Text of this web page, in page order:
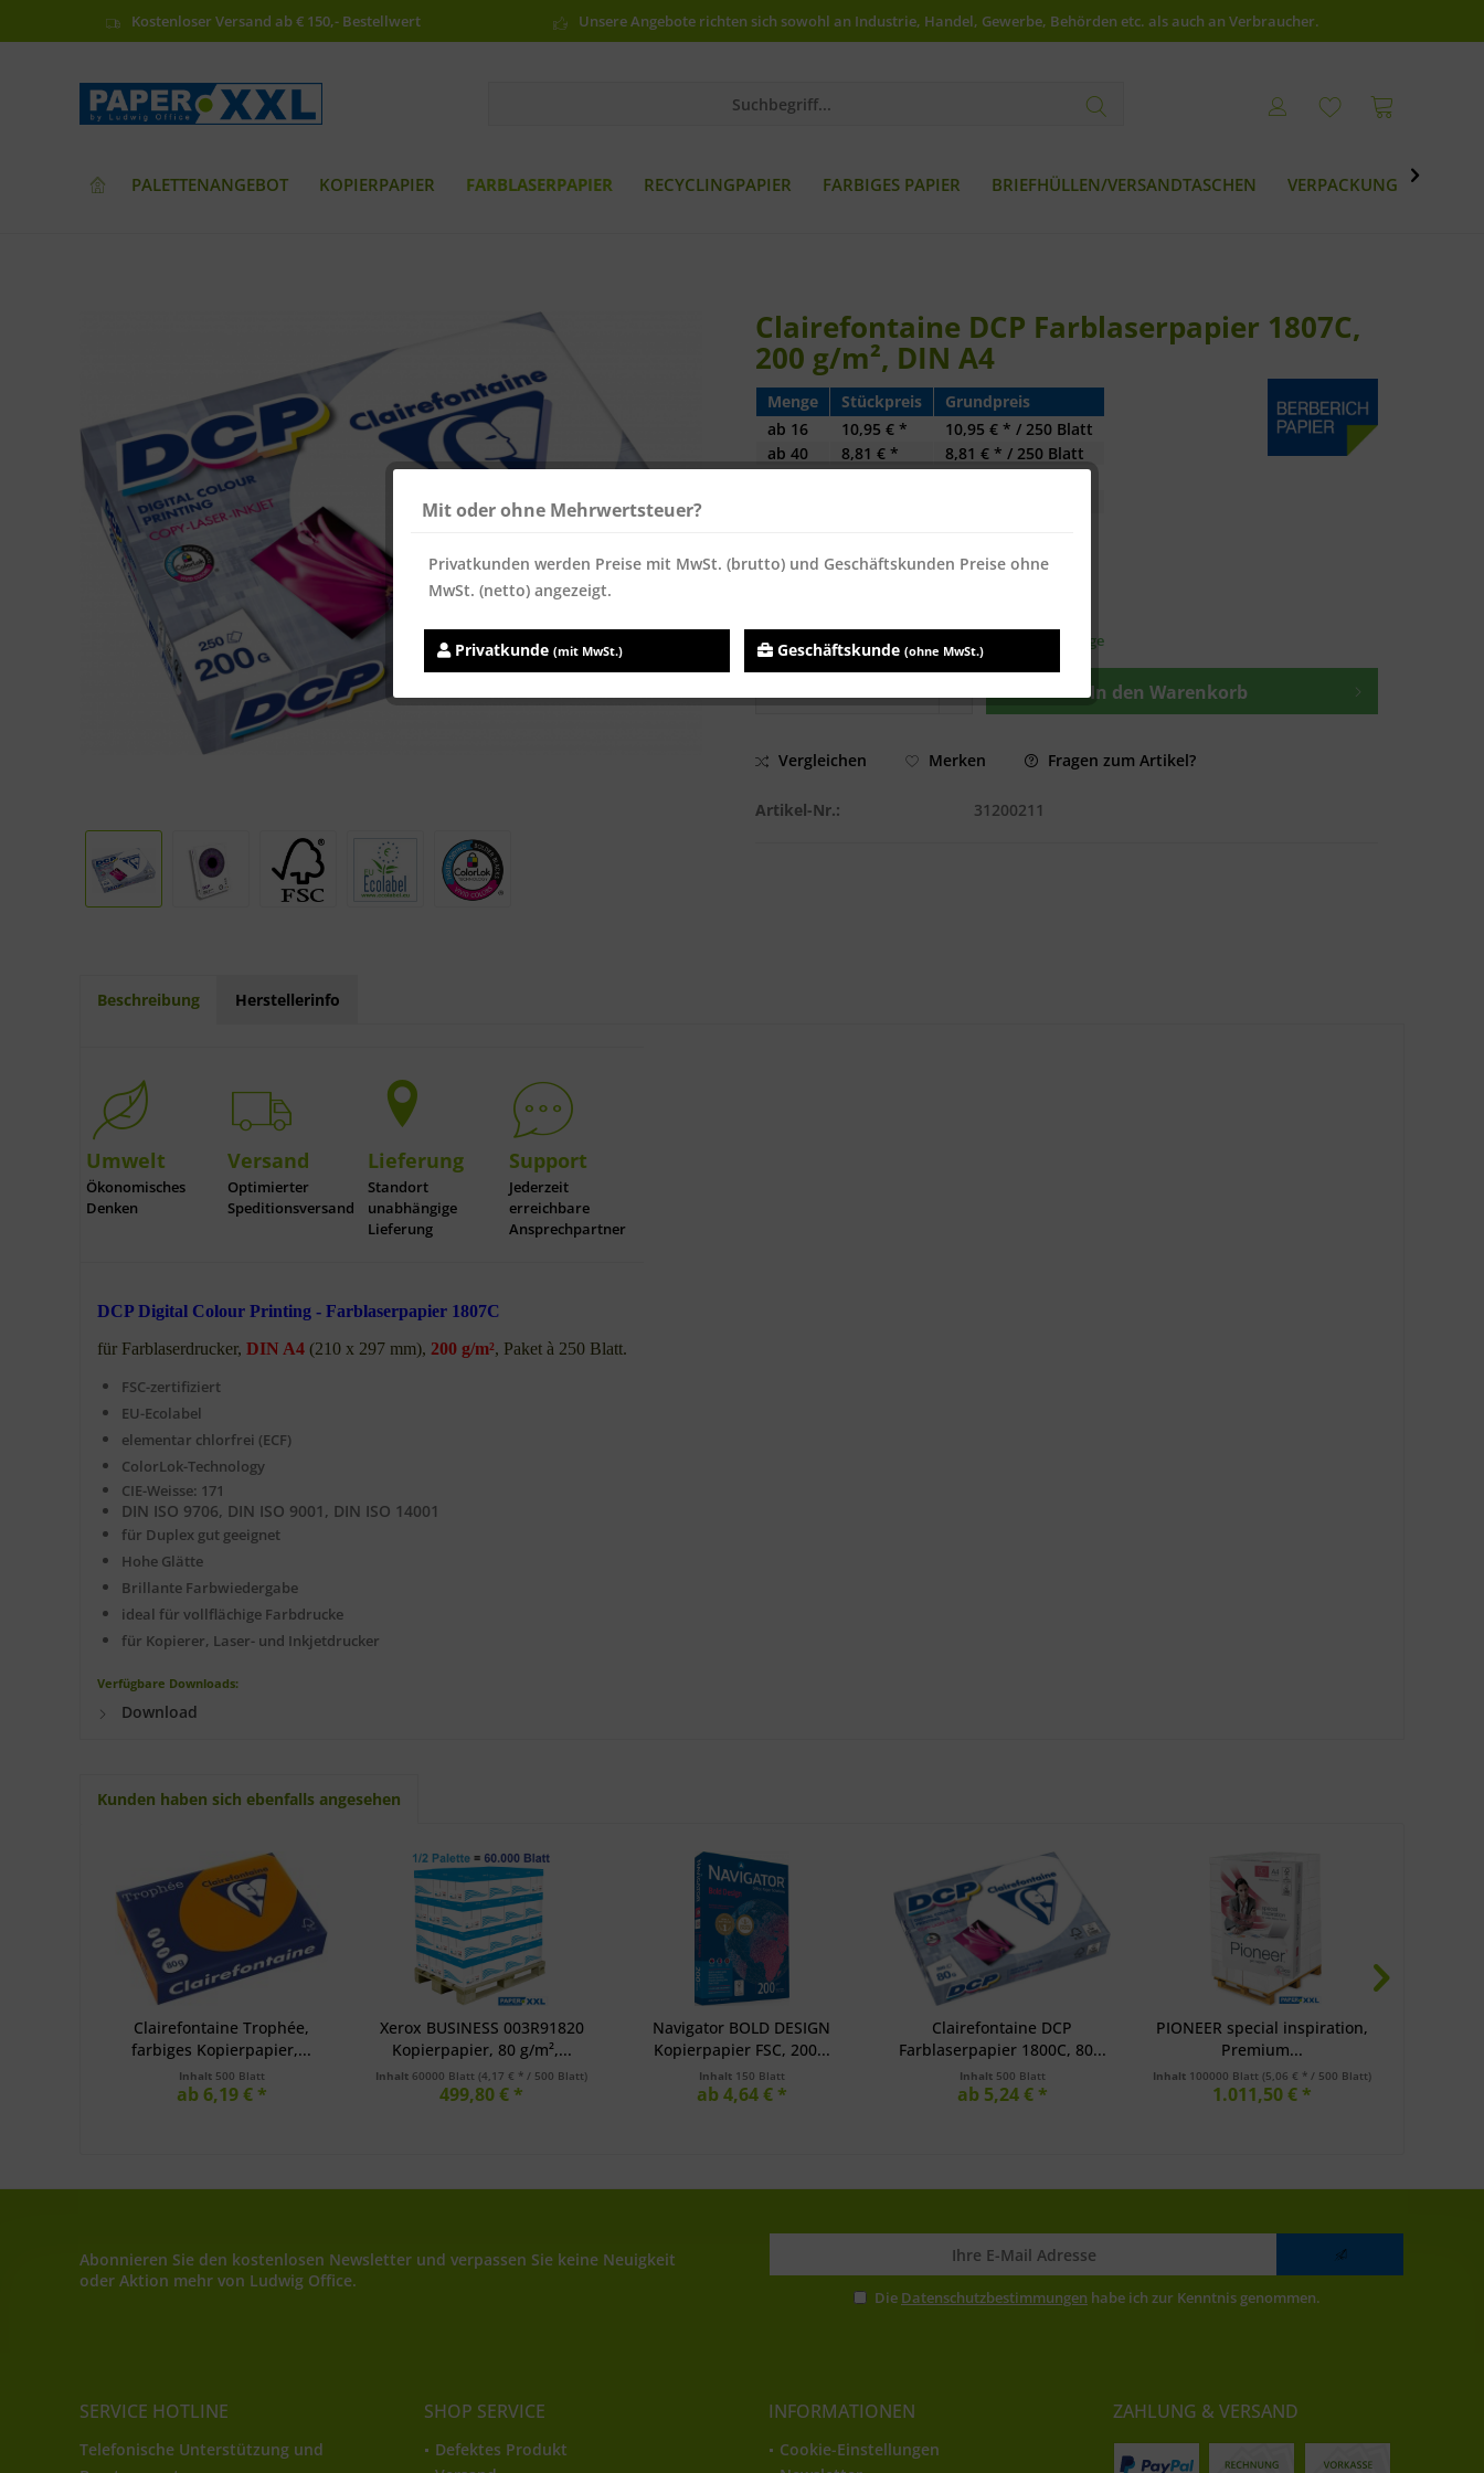
Kostenloser Versand ab € 150,- Bestellwert Unsere Angebote richten sich sowohl an Industrie, Handel, Gewerbe, Behörden etc. als auch an Verbraucher.
PALETTENANGEBOT KOPIERPAPIER FARBLASERPAPIER RECYCLINGPAPIER FARBIGES PAPIER BRIEFHÜLLEN/VERSANDTASCHEN VERPACKUNG 
Clairefontaine DCP Farblaserpapier 1807C,
200 g/m², DIN A4
Menge Stückpreis
Grundpreis
ab 16 10,95 € *
10,95 € * / 250 Blatt
ab 40 8,81 € *
8,81 € * / 250 Blatt
Inhalt:250 Blatt
Sofort versandfertig, Lieferzeit ca. 1-3 Werktage
In den Warenkorb
Vergleichen Merken Fragen zum Artikel?
Artikel-Nr.: 31200211
Beschreibung Herstellerinfo
Umwelt
Ökonomisches
Denken
Versand
Optimierter
Speditionsversand
Lieferung
Standort
unabhängige
Lieferung
Support
Jederzeit
erreichbare
Ansprechpartner
DCP Digital Colour Printing - Farblaserpapier 1807C
für Farblaserdrucker, DIN A4 (210 x 297 mm), 200 g/m², Paket à 250 Blatt.
FSC-zertifiziert
EU-Ecolabel
elementar chlorfrei (ECF)
ColorLok-Technology
CIE-Weisse: 171
DIN ISO 9706, DIN ISO 9001, DIN ISO 14001
für Duplex gut geeignet
Hohe Glätte
Brillante Farbwiedergabe
ideal für vollflächige Farbdrucke
für Kopierer, Laser- und Inkjetdrucker
Verfügbare Downloads:
Download
Kunden haben sich ebenfalls angesehen
Clairefontaine Trophée,
farbiges Kopierpapier,...
Inhalt 500 Blatt
ab 6,19 € *
Xerox BUSINESS 003R91820
Kopierpapier, 80 g/m²,...
Inhalt 60000 Blatt (4,17 € * / 500 Blatt)
499,80 € *
Navigator BOLD DESIGN
Kopierpapier FSC, 200...
Inhalt 150 Blatt
ab 4,64 € *
Clairefontaine DCP
Farblaserpapier 1800C, 80...
Inhalt 500 Blatt
ab 5,24 € *
PIONEER special inspiration,
Premium...
Inhalt 100000 Blatt (5,06 € * / 500 Blatt)
1.011,50 € *
Abonnieren Sie den kostenlosen Newsletter und verpassen Sie keine Neuigkeit
oder Aktion mehr von Ludwig Office.
Die Datenschutzbestimmungen habe ich zur Kenntnis genommen.
SERVICE HOTLINE
Telefonische Unterstützung und
SHOP SERVICE
Defektes Produkt
INFORMATIONEN
Cookie-Einstellungen
ZAHLUNG & VERSAND
Mit oder ohne Mehrwertsteuer?
Privatkunden werden Preise mit MwSt. (brutto) und Geschäftskunden Preise ohne
MwSt. (netto) angezeigt.
Privatkunde (mit MwSt.) Geschäftskunde (ohne MwSt.)